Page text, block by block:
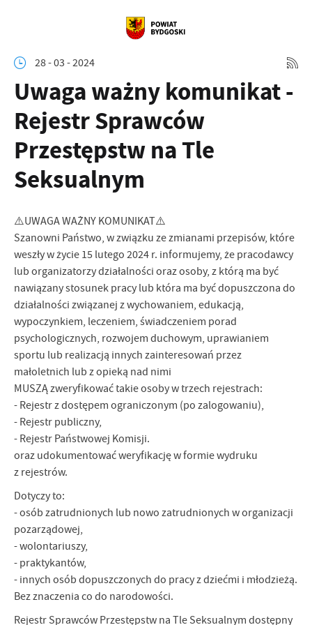
28 - 03 - 2024
Uwaga ważny komunikat -
Rejestr Sprawców
Przestępstw na Tle
Seksualnym
⚠️UWAGA WAŻNY KOMUNIKAT⚠️
Szanowni Państwo, w związku ze zmianami przepisów, które
weszły w życie 15 lutego 2024 r. informujemy, że pracodawcy
lub organizatorzy działalności oraz osoby, z którą ma być
nawiązany stosunek pracy lub która ma być dopuszczona do
działalności związanej z wychowaniem, edukacją,
wypoczynkiem, leczeniem, świadczeniem porad
psychologicznych, rozwojem duchowym, uprawianiem
sportu lub realizacją innych zainteresowań przez
małoletnich lub z opieką nad nimi
MUSZĄ zweryfikować takie osoby w trzech rejestrach:
- Rejestr z dostępem ograniczonym (po zalogowaniu),
- Rejestr publiczny,
- Rejestr Państwowej Komisji.
oraz udokumentować weryfikację w formie wydruku
z rejestrów.
Dotyczy to:
- osób zatrudnionych lub nowo zatrudnionych w organizacji
pozarządowej,
- wolontariuszy,
- praktykantów,
- innych osób dopuszczonych do pracy z dziećmi i młodzieżą.
Bez znaczenia co do narodowości.
Rejestr Sprawców Przestępstw na Tle Seksualnym dostępny